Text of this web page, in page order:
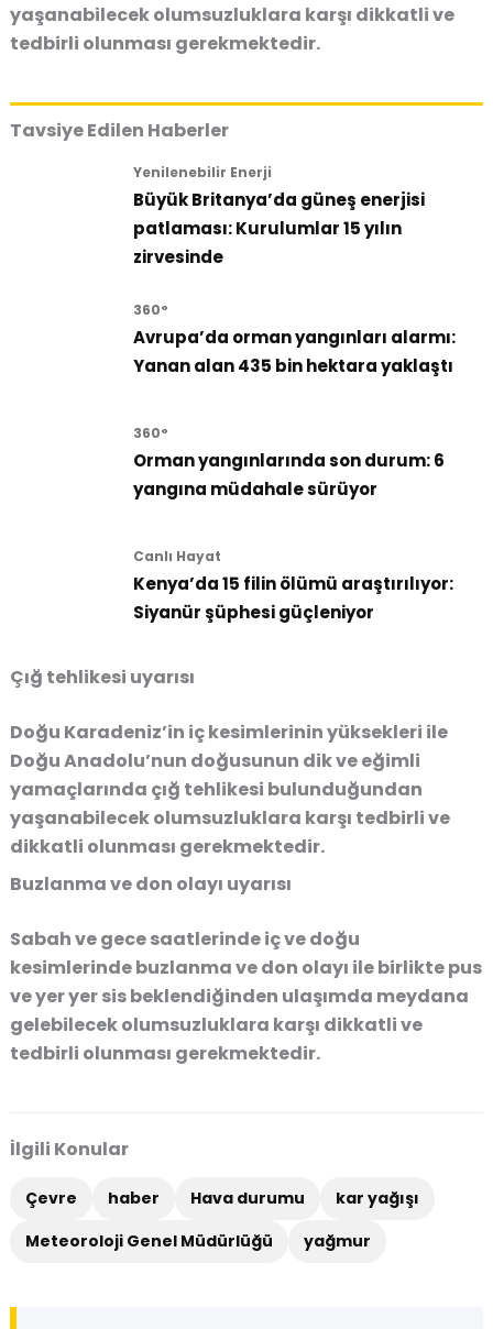
yaşanabilecek olumsuzluklara karşı dikkatli ve
tedbirli olunması gerekmektedir.
Tavsiye Edilen Haberler
Yenilenebilir Enerji
Büyük Britanya’da güneş enerjisi
patlaması: Kurulumlar 15 yılın
zirvesinde
360°
Avrupa’da orman yangınları alarmı:
Yanan alan 435 bin hektara yaklaştı
360°
Orman yangınlarında son durum: 6
yangına müdahale sürüyor
Canlı Hayat
Kenya’da 15 filin ölümü araştırılıyor:
Siyanür şüphesi güçleniyor
Çığ tehlikesi uyarısı
Doğu Karadeniz’in iç kesimlerinin yüksekleri ile
Doğu Anadolu’nun doğusunun dik ve eğimli
yamaçlarında çığ tehlikesi bulunduğundan
yaşanabilecek olumsuzluklara karşı tedbirli ve
dikkatli olunması gerekmektedir.
Buzlanma ve don olayı uyarısı
Sabah ve gece saatlerinde iç ve doğu
kesimlerinde buzlanma ve don olayı ile birlikte pus
ve yer yer sis beklendiğinden ulaşımda meydana
gelebilecek olumsuzluklara karşı dikkatli ve
tedbirli olunması gerekmektedir.
İlgili Konular
Çevre haber Hava durumu
kar yağışı
Meteoroloji Genel Müdürlüğü
yağmur